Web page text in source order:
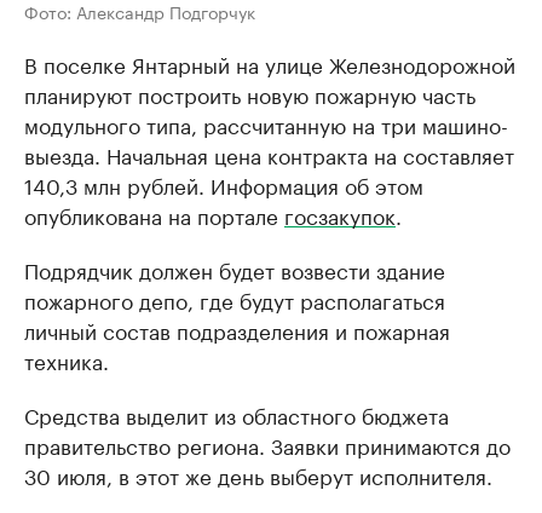
Фото: Александр Подгорчук
В поселке Янтарный на улице Железнодорожной
планируют построить новую пожарную часть
модульного типа, рассчитанную на три машино-
выезда. Начальная цена контракта на составляет
140,3 млн рублей. Информация об этом
опубликована на портале госзакупок
Подрядчик должен будет возвести здание
пожарного депо, где будут располагаться
личный состав подразделения и пожарная
техника.
Средства выделит из областного бюджета
правительство региона. Заявки принимаются до
30 июля, в этот же день выберут исполнителя.